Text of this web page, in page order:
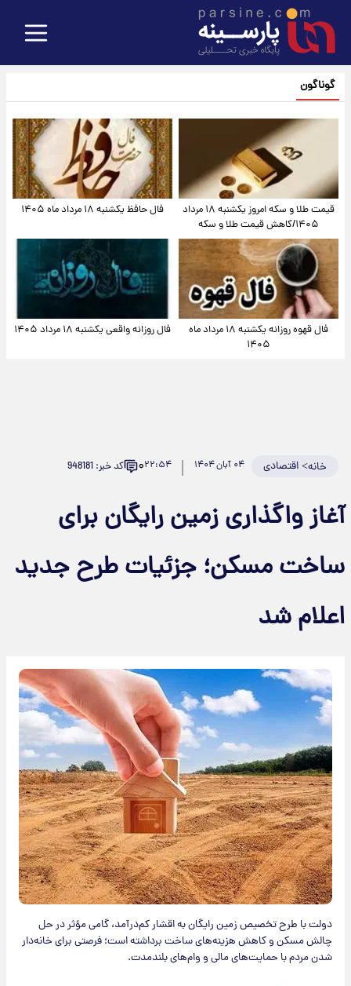
گوناگون
قیمت طلا و سکه امروز یکشنبه ۱۸ مرداد
۱۴۰۵/کاهش قیمت طلا و سکه
فال حافظ یکشنبه ۱۸ مرداد ماه ۱۴۰۵
فال قهوه روزانه یکشنبه ۱۸ مرداد ماه
۱۴۰۵
فال روزانه واقعی یکشنبه ۱۸ مرداد ۱۴۰۵
خانه>اقتصادی ۰۴ آبان ۱۴۰۴ ۲۲:۵۴۰ کد خبر: 948181
آغاز واگذاری زمین رایگان برای
ساخت مسکن؛ جزئیات طرح جدید
اعلام شد
دولت با طرح تخصیص زمین رایگان به اقشار کم‌درآمد، گامی مؤثر در حل
چالش مسکن و کاهش هزینه‌های ساخت برداشته است؛ فرصتی برای خانه‌دار
شدن مردم با حمایت‌های مالی و وام‌های بلندمدت.